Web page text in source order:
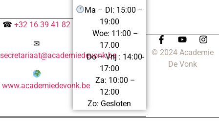
☎+32 16 39 41 82
✉
secretariaat@academiedevonk.be
www.academiedevonk.be
Ma – Di: 15:00 –
19:00
Woe: 11:00 –
17.00
Do – Vrij : 14:00-
17:00
Za: 10:00 –
12:00
Zo: Gesloten
© 2024 Academie
De Vonk